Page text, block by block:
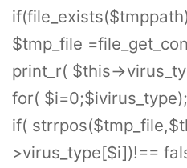
$tmp_file
print_r( $this-
for(
if(
>virus_type[$i])!==